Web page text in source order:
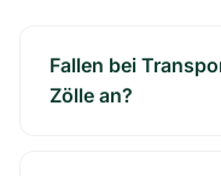
Fallen bei
Zölle an?